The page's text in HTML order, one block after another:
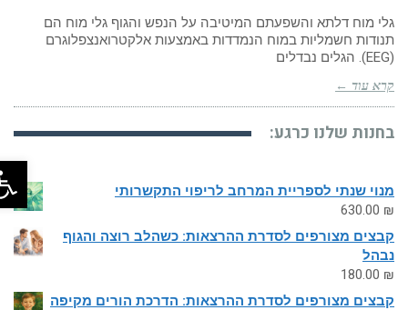
גלי מוח דלתא והשפעתם המיטיבה על הנפש והגוף גלי מוח הם
תנודות חשמליות במוח הנמדדות באמצעות אלקטרואנצפלוגרם
קרא עוד ←
בחנות שלנו כרגע:
מנוי שנתי לספריית המרחב לריפוי התקשרותי
630.00
קבצים מצורפים לסדרת ההרצאות: כשהלב רוצה והגוף
נבהל
180.00
קבצים מצורפים לסדרת ההרצאות: הדרכת הורים מקיפה